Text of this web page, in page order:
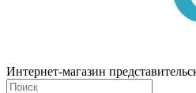
Интернет-магазин